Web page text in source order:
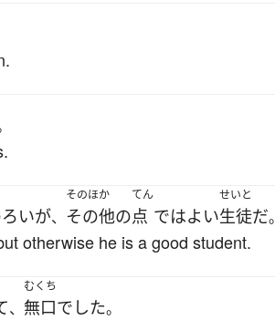
いが、
そのほか
その他の
てん
点 ではよい
せいと
生徒だ。
otherwise he is a good student.
、
むくち
無口でした。